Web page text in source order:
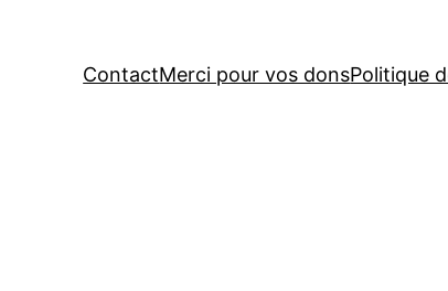
ContactMerci pour vos donsPolitique